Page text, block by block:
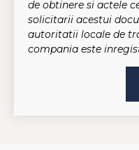
de obtinere si actele
solicitarii acestui
autoritatii locale de
compania este